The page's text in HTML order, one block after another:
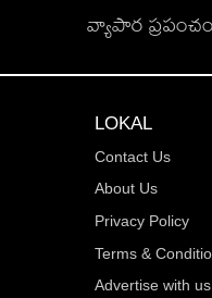
వ్యాపార ప్రపంచం
LOKAL
Contact Us
About Us
Privacy Policy
Terms &
Advertise with us